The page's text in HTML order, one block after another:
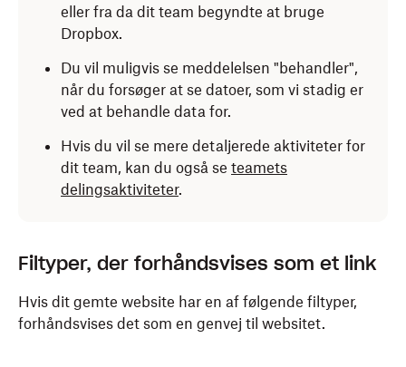
eller fra da dit team begyndte at bruge
Dropbox.
Du vil muligvis se meddelelsen "behandler",
når du forsøger at se datoer, som vi stadig er
ved at behandle data for.
Hvis du vil se mere detaljerede aktiviteter for
dit team, kan du også se teamets
delingsaktiviteter.
Filtyper, der forhåndsvises som et link
Hvis dit gemte website har en af følgende filtyper,
forhåndsvises det som en genvej til websitet.